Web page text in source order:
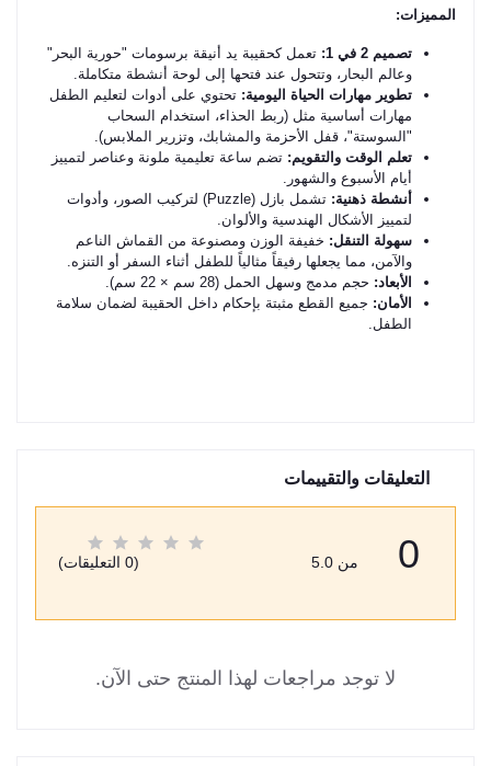
المميزات:
​تصميم 2 في 1:
تعمل كحقيبة يد أنيقة برسومات "حورية البحر"
وعالم البحار، وتتحول عند فتحها إلى لوحة أنشطة متكاملة. ​
تطوير مهارات الحياة اليومية: تحتوي على أدوات لتعليم الطفل
مهارات أساسية مثل (ربط الحذاء، استخدام السحاب
"السوستة"، قفل الأحزمة والمشابك، وتزرير الملابس). ​
تعلم الوقت والتقويم: تضم ساعة تعليمية ملونة وعناصر لتمييز
أيام الأسبوع والشهور. ​
أنشطة ذهنية:
تشمل بازل (Puzzle) لتركيب الصور، وأدوات
لتمييز الأشكال الهندسية والألوان. ​
سهولة التنقل: خفيفة الوزن ومصنوعة من القماش الناعم
والآمن، مما يجعلها رفيقاً مثالياً للطفل أثناء السفر أو التنزه. ​
​الأبعاد: حجم مدمج وسهل الحمل (28 سم × 22 سم). ​
الأمان: جميع القطع مثبتة بإحكام داخل الحقيبة لضمان سلامة
الطفل.
التعليقات والتقييمات
0 من 5.0 (0 التعليقات)
لا توجد مراجعات لهذا المنتج حتى الآن.